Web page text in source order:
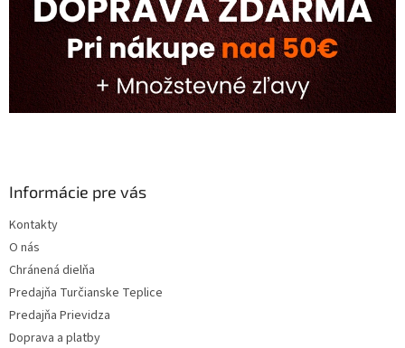
Informácie pre vás
Kontakty
O nás
Chránená dielňa
Predajňa Turčianske Teplice
Predajňa Prievidza
Doprava a platby